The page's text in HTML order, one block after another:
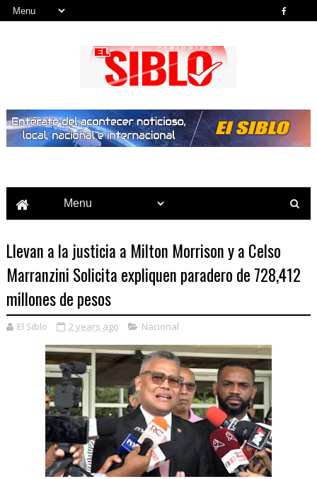
Llevan a la justicia a Milton Morrison y a Celso
Marranzini Solicita expliquen paradero de 728,412
millones de pesos
El Siblo 2 years ago Nacional